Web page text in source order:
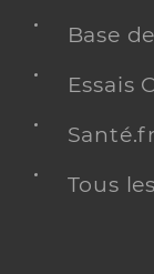
Base
Essais
Tous